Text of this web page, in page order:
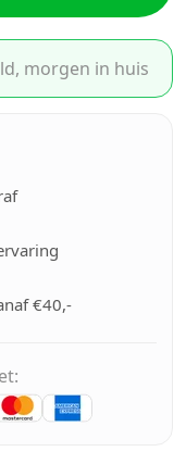
morgen in huis
€40,-